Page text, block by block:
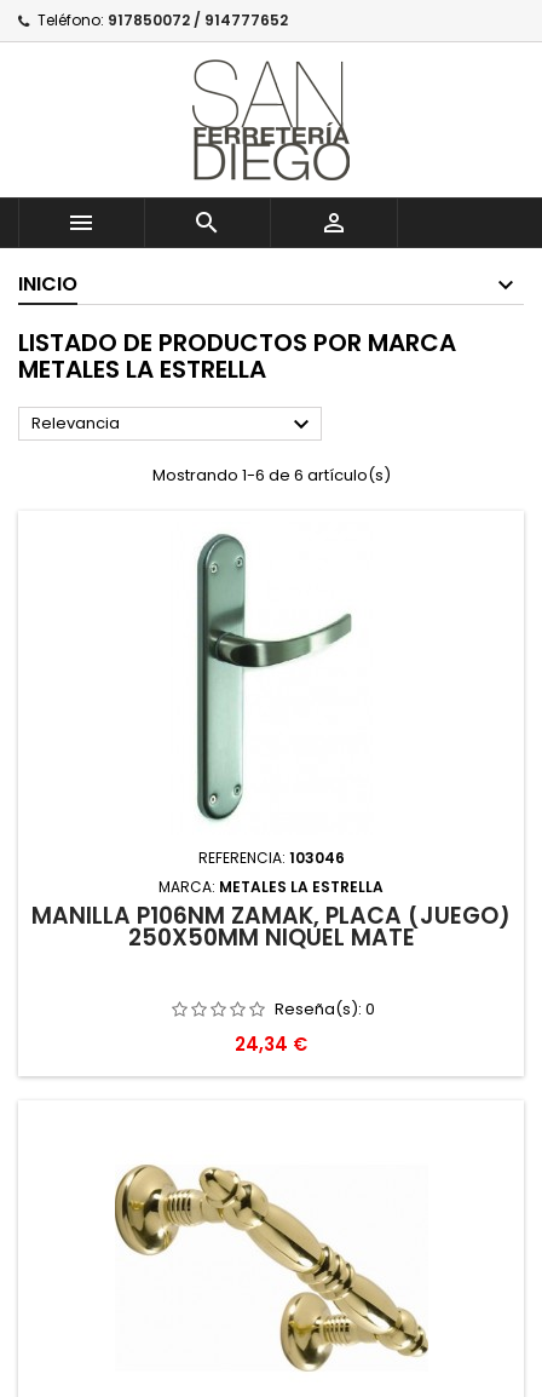
Teléfono: 917850072 / 914777652
  
INICIO
LISTADO DE PRODUCTOS POR MARCA
METALES LA ESTRELLA
Relevancia 
Mostrando 1-6 de 6 artículo(s)
REFERENCIA: 103046
MARCA: METALES LA ESTRELLA
MANILLA P106NM ZAMAK, PLACA (JUEGO)
250X50MM NIQUEL MATE
Reseña(s): 0
Precio
24,34 €